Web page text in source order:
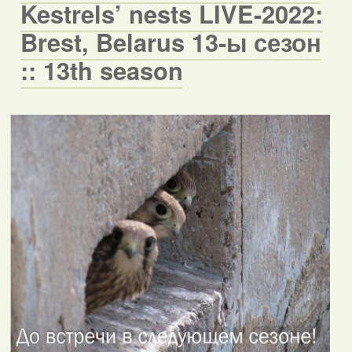
Kestrels’ nests LIVE-2022:
Brest, Belarus 13-ы сезон
:: 13th season